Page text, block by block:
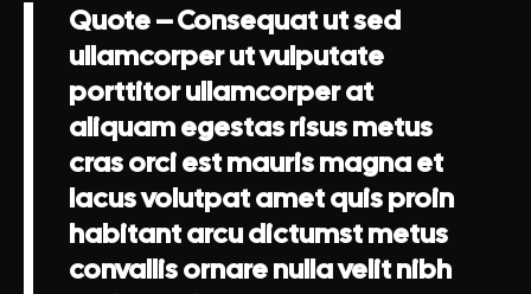
Quote – Consequat ut sed
ullamcorper ut vulputate
porttitor ullamcorper at
aliquam egestas risus metus
cras orci est mauris magna et
lacus volutpat amet quis proin
habitant arcu dictumst metus
convallis ornare nulla velit nibh